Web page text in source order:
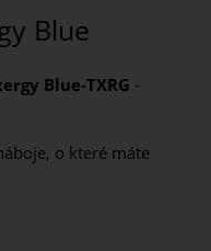
Blue
Blue-TXRG -
o které máte